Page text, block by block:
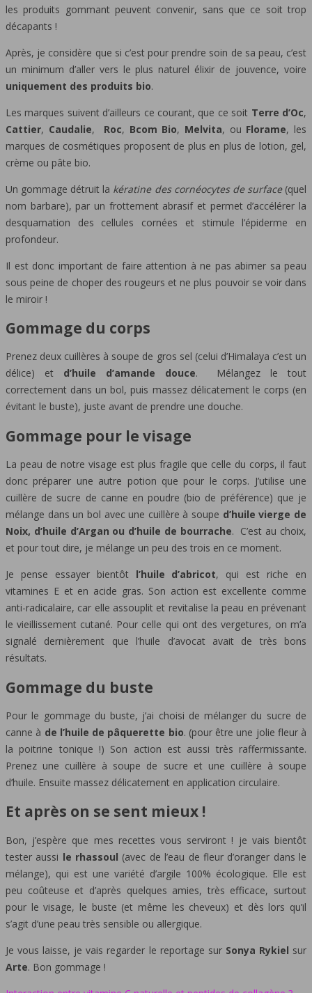
les produits gommant peuvent convenir, sans que ce soit trop
décapants !
Après, je considère que si c’est pour prendre soin de sa peau, c’est
un minimum d’aller vers le plus naturel élixir de jouvence, voire
uniquement des produits bio.
Les marques suivent d’ailleurs ce courant, que ce soit Terre d’Oc,
Cattier, Caudalie, Roc, Bcom Bio, Melvita, ou Florame, les
marques de cosmétiques proposent de plus en plus de lotion, gel,
crème ou pâte bio.
Un gommage détruit la kératine des cornéocytes de surface(quel
nom barbare), par un frottement abrasif et permet d’accélérer la
desquamation des cellules cornées et stimule l’épiderme en
profondeur.
Il est donc important de faire attention à ne pas abimer sa peau
sous peine de choper des rougeurs et ne plus pouvoir se voir dans
le miroir !
Gommage du corps
Prenez deux cuillères à soupe de gros sel (celui d’Himalaya c’est un
délice) et d’huile d’amande douce. Mélangez le tout
correctement dans un bol, puis massez délicatement le corps (en
évitant le buste), juste avant de prendre une douche.
Gommage pour le visage
La peau de notre visage est plus fragile que celle du corps, il faut
donc préparer une autre potion que pour le corps. J’utilise une
cuillère de sucre de canne en poudre (bio de préférence) que je
mélange dans un bol avec une cuillère à soupe d’huile vierge de
Noix, d’huile d’Argan ou d’huile de bourrache. C’est au choix,
et pour tout dire, je mélange un peu des trois en ce moment.
Je pense essayer bientôtl’huile d’abricot, qui est riche en
vitamines E et en acide gras. Son action est excellente comme
anti-radicalaire, car elle assouplit et revitalise la peau en prévenant
le vieillissement cutané. Pour celle qui ont des vergetures, on m’a
signalé dernièrement que l’huile d’avocat avait de très bons
résultats.
Gommage du buste
Pour le gommage du buste, j’ai choisi de mélanger du sucre de
canne à de l’huile de pâquerette bio. (pour être une jolie fleur à
la poitrine tonique !) Son action est aussi très raffermissante.
Prenez une cuillère à soupe de sucre et une cuillère à soupe
d’huile. Ensuite massez délicatement en application circulaire.
Et après on se sent mieux !
Bon, j’espère que mes recettes vous serviront ! je vais bientôt
tester aussi le rhassoul (avec de l’eau de fleur d’oranger dans le
mélange), qui est une variété d’argile 100% écologique. Elle est
peu coûteuse et d’après quelques amies, très efficace, surtout
pour le visage, le buste (et même les cheveux) et dès lors qu’il
s’agit d’une peau très sensible ou allergique.
Je vous laisse, je vais regarder le reportage sur Sonya Rykiel sur
Arte. Bon gommage !